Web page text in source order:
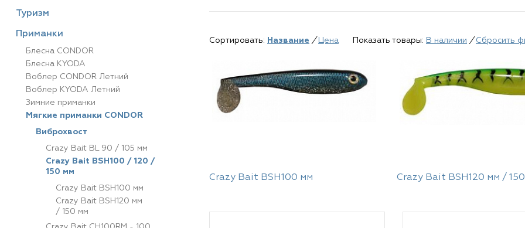
Туризм
Приманки
Блесна CONDOR
Блесна KYODA
Воблер CONDOR Летний
Воблер KYODA Летний
Зимние приманки
Мягкие приманки CONDOR
Виброхвост
Crazy Bait BL 90 / 105 мм
Crazy Bait BSH100 / 120 /
150 мм
Crazy Bait BSH100 мм
Crazy Bait BSH120 мм
/ 150 мм
Сортировать: Название / Цена Показать товары: В наличии / Сбросить
Crazy Bait BSH100 мм Crazy Bait BSH120 мм /